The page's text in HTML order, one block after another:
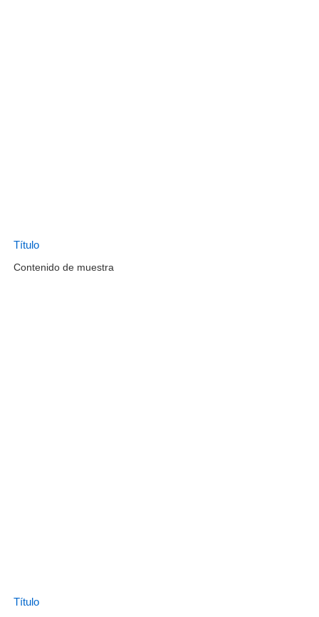
Título
Contenido de muestra
Título